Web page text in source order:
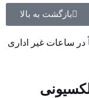
بازگشت به بالا
لطفاً در ساعات غیر اداری